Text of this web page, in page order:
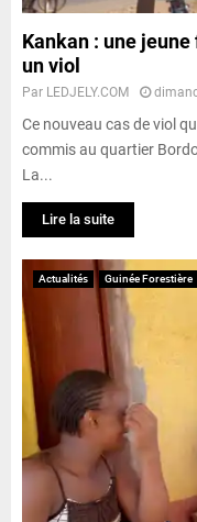
Kankan : une
un viol
Par LEDJELY.COM
Ce nouveau cas de viol
commis au quartier
La...
Lire la suite
Actualités Guinée Forestière